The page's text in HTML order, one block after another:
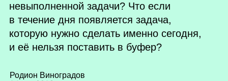
невыполненной задачи? Что если
в течение дня появляется задача,
которую нужно сделать именно сегодня,
и её нельзя поставить в буфер?
Родион Виноградов